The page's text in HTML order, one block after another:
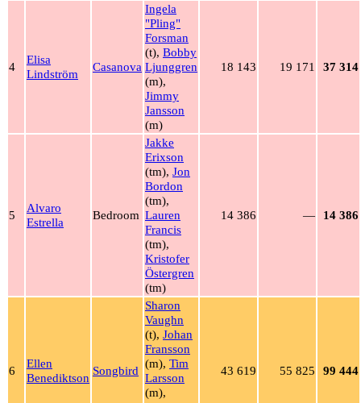
4
Elisa
Lindström
Casanova
Ingela
"Pling"
Forsman
(t), Bobby
Ljunggren
(m),
Jimmy
Jansson
(m)
18 143 19 171 37 314
5
Alvaro
Estrella
Bedroom
Jakke
Erixson
(tm), Jon
Bordon
(tm),
Lauren
Francis
(tm),
Kristofer
Östergren
(tm)
14 386 — 14 386
6
Ellen
Benediktson
Songbird
Sharon
Vaughn
(t), Johan
Fransson
(m), Tim
Larsson
(m),
43 619 55 825 99 444